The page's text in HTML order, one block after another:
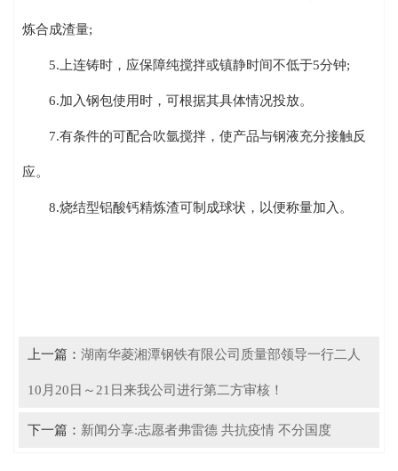
炼合成渣量;
5.上连铸时，应保障纯搅拌或镇静时间不低于5分钟;
6.加入钢包使用时，可根据其具体情况投放。
7.有条件的可配合吹氩搅拌，使产品与钢液充分接触反
应。
8.烧结型铝酸钙精炼渣可制成球状，以便称量加入。
上一篇： 湖南华菱湘潭钢铁有限公司质量部领导一行二人
10月20日～21日来我公司进行第二方审核！
下一篇： 新闻分享:志愿者弗雷德 共抗疫情 不分国度